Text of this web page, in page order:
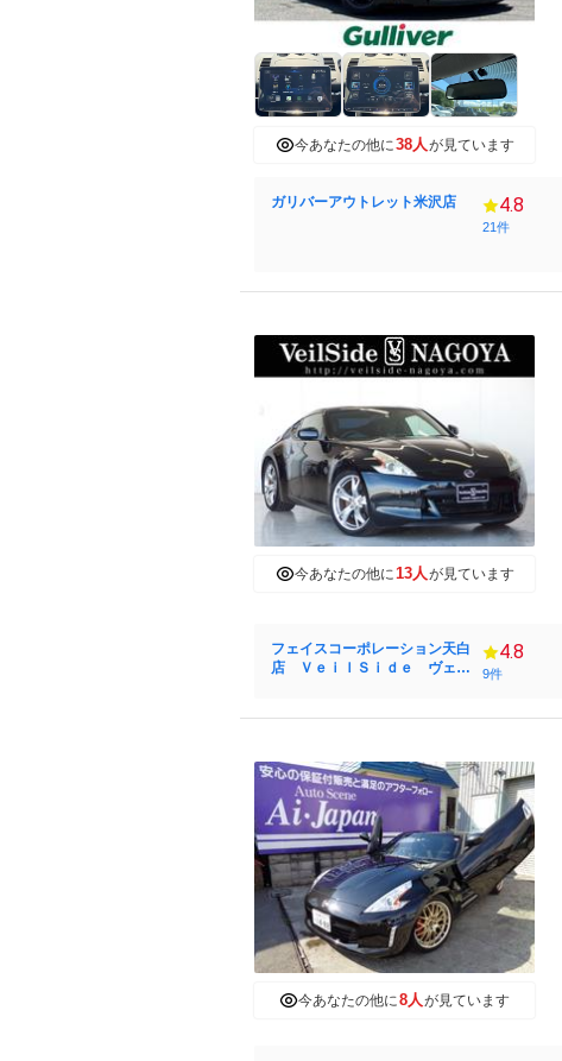
今あなたの他に38人が見ています
ガリバーアウトレット米沢店 4.8
21件
今あなたの他に13人が見ています
フェイスコーポレーション天白
店 ＶｅｉｌＳｉｄｅ ヴェイ
4.8
9件
今あなたの他に8人が見ています